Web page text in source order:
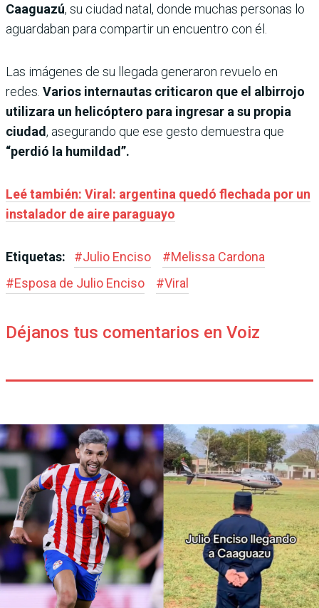
Caaguazú, su ciudad natal, donde muchas personas lo
aguardaban para compartir un encuentro con él.
Las imágenes de su llegada generaron revuelo en
redes. Varios internautas criticaron que el albirrojo
utilizara un helicóptero para ingresar a su propia
ciudad, asegurando que ese gesto demuestra que
“perdió la humildad”.
Leé también: Viral: argentina quedó flechada por un
instalador de aire paraguayo
Etiquetas: #Julio Enciso #Melissa Cardona
#Esposa de Julio Enciso #Viral
Déjanos tus comentarios en Voiz